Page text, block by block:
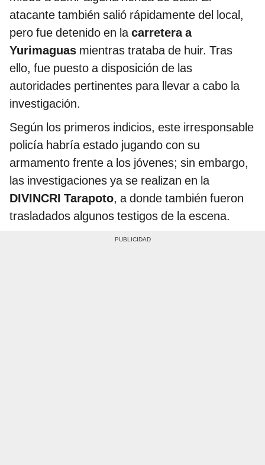
atacante también salió rápidamente del local,
pero fue detenido en la carretera a
Yurimaguas mientras trataba de huir. Tras
ello, fue puesto a disposición de las
autoridades pertinentes para llevar a cabo la
investigación.
Según los primeros indicios, este irresponsable
policía habría estado jugando con su
armamento frente a los jóvenes; sin embargo,
las investigaciones ya se realizan en la
DIVINCRI Tarapoto, a donde también fueron
trasladados algunos testigos de la escena.